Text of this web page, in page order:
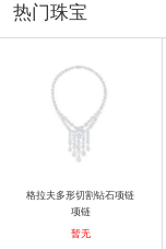
热门珠宝
格拉夫多形切割钻石项链
项链
暂无